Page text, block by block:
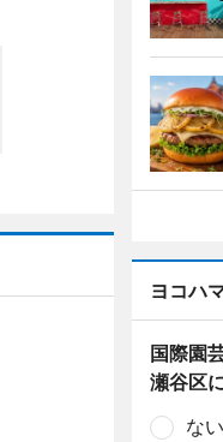
ヨコハ
国際園
瀬谷区
ない